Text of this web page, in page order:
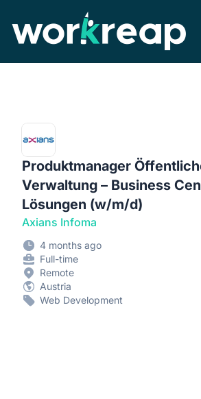
Produktmanager
Verwaltung – Business
Lösungen (w/m/d)
Axians Infoma
4 months ago
Full-time
Remote
Austria
Web Development